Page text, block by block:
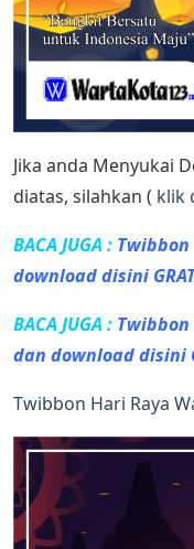
Jika anda Menyukai
diatas, silahkan ( klik
BACA JUGA : Twibbon
download disini
BACA JUGA :
dan download disini
Twibbon Hari Raya